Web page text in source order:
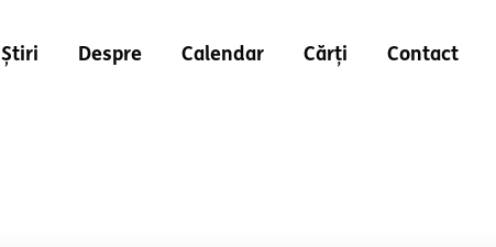
Știri Despre Calendar Cărți Contact